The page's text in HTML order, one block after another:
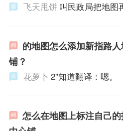
飞天甩饼 叫民政局把地图
的地图怎么添加新指路
铺？
花萝卜 2"知道翻译：嗯。
怎么在地图上标注自己